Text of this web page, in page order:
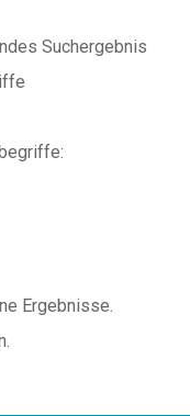
Suchergebnis
Ergebnisse.